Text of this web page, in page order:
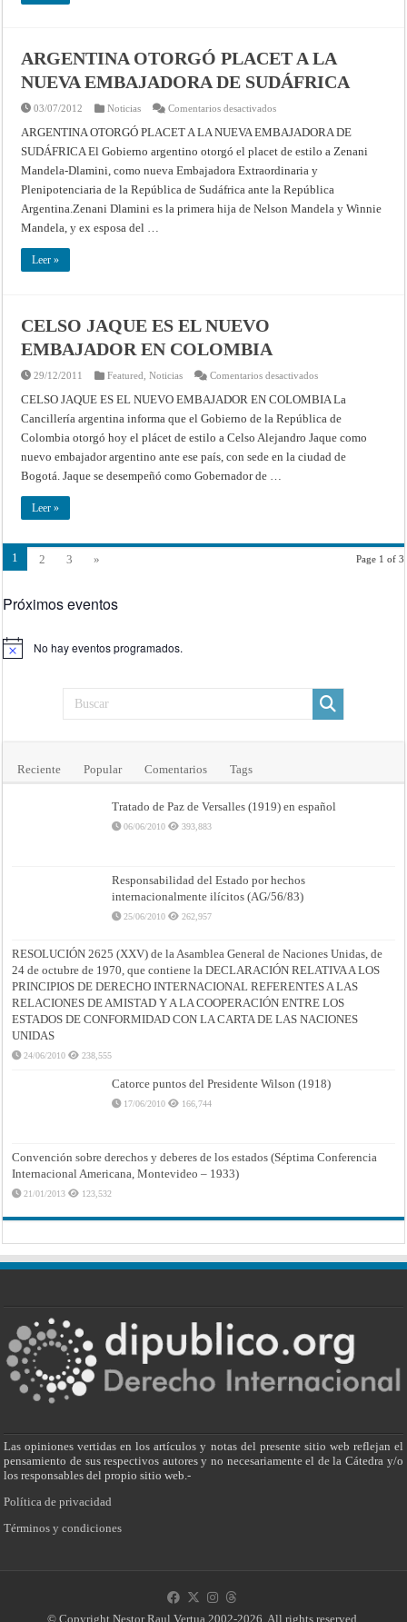
ARGENTINA OTORGÓ PLACET A LA
NUEVA EMBAJADORA DE SUDÁFRICA
03/07/2012 Noticias Comentarios desactivadosen
OTORGÓ
PLACET
A
NUEVA
EMBAJADORA
DE
SUDÁFRICA
ARGENTINA OTORGÓ PLACET A LA NUEVA EMBAJADORA DE
SUDÁFRICA El Gobierno argentino otorgó el placet de estilo a Zenani
Mandela-Dlamini, como nueva Embajadora Extraordinaria y
Plenipotenciaria de la República de Sudáfrica ante la República
Argentina.Zenani Dlamini es la primera hija de Nelson Mandela y Winnie
Mandela, y ex esposa del …
Leer »
CELSO JAQUE ES EL NUEVO
EMBAJADOR EN COLOMBIA
29/12/2011 Featured ,Noticias Comentarios desactivadosen
JAQUE
ES
EL
EMBAJADOR
EN
COLOMBIA
CELSO JAQUE ES EL NUEVO EMBAJADOR EN COLOMBIA La
Cancillería argentina informa que el Gobierno de la República de
Colombia otorgó hoy el plácet de estilo a Celso Alejandro Jaque como
nuevo embajador argentino ante ese país, con sede en la ciudad de
Bogotá. Jaque se desempeñó como Gobernador de …
Leer »
Page 1 of 3
1 2 3 »
Próximos eventos
Aviso No hay eventos programados.
Reciente Popular Comentarios Tags
Tratado de Paz de Versalles (1919) en español
06/06/2010 393,883
Responsabilidad del Estado por hechos
internacionalmente ilícitos (AG/56/83)
25/06/2010 262,957
RESOLUCIÓN 2625 (XXV) de la Asamblea General de Naciones Unidas, de
24 de octubre de 1970, que contiene la DECLARACIÓN RELATIVA A LOS
PRINCIPIOS DE DERECHO INTERNACIONAL REFERENTES A LAS
RELACIONES DE AMISTAD Y A LA COOPERACIÓN ENTRE LOS
ESTADOS DE CONFORMIDAD CON LA CARTA DE LAS NACIONES
UNIDAS
24/06/2010 238,555
Catorce puntos del Presidente Wilson (1918)
17/06/2010 166,744
Convención sobre derechos y deberes de los estados (Séptima Conferencia
Internacional Americana, Montevideo – 1933)
21/01/2013 123,532
Las opiniones vertidas en los artículos y notas del presente sitio web reflejan el
pensamiento de sus respectivos autores y no necesariamente el de la Cátedra y/o
los responsables del propio sitio web.-
Política de privacidad
Términos y condiciones
© Copyright Nestor Raul Vertua 2002-2026. All rights reserved.